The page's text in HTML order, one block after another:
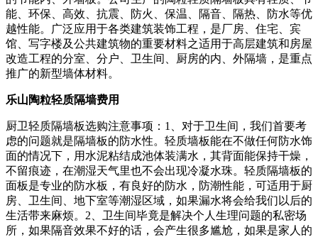
能、环保、高效、抗震、防火、保温、隔音、隔热、防水等优
越性能。广泛应用于各类建筑装饰工程，是厂房、住宅、宾
馆、写字楼及公共建筑物的重要材料之适用于高层建筑和房屋
改造工程的分室、分户、卫生间、厨房的内、外隔墙，是重点
推广的新型墙体材料。
乐山陶粒轻质隔墙费用
厨卫轻质隔墙板选购注意事项：1、对于卫生间，我们首要考
虑的问题就是隔墙板的防水性。轻质墙板能在不做任何防水饰
面的情况下，用水泥粘结成池体装满水，其背面能保持干燥，
不留痕迹，在潮湿天气里也不会出现冷凝水珠。轻质隔墙板的
面板是专业的防水板，有良好的防水，防潮性能，可适用于厨
房、卫生间、地下室等潮湿区域，如果漏水将会给我们以后的
生活带来麻烦。2、卫生间毕竟是解决个人生理问题的私密场
所，如果隔音效果不好的话，会产生很多尴尬，如果是家人的